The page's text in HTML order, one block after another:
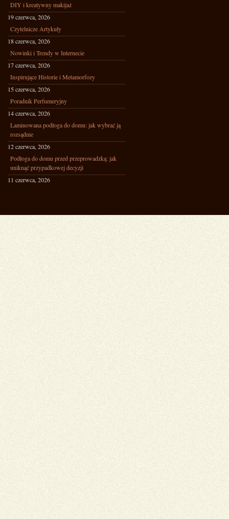
DIY i kreatywny makijaż
19 czerwca, 2026
Czytelnicze Artykuły
18 czerwca, 2026
Nowinki i Trendy w Internecie
17 czerwca, 2026
Inspirujące Historie i Metamorfozy
15 czerwca, 2026
Poradnik Perfumeryjny
14 czerwca, 2026
Laminowana podłoga do domu: jak wybrać ją
rozsądnie
12 czerwca, 2026
Podłoga do domu przed przeprowadzką: jak
uniknąć przypadkowej decyzji
11 czerwca, 2026